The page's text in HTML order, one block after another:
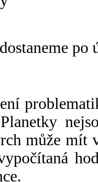
po
může mít